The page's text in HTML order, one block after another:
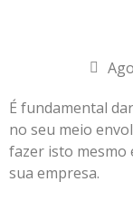
É fundamental
no seu meio
fazer isto mesmo
sua empresa.